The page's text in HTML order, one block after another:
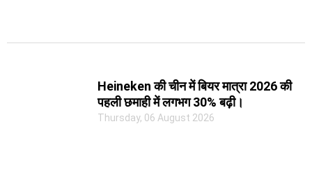
Heineken की चीन में बियर मात्रा 2026 की
पहली छमाही में लगभग 30% बढ़ी।
Thursday, 06 August 2026